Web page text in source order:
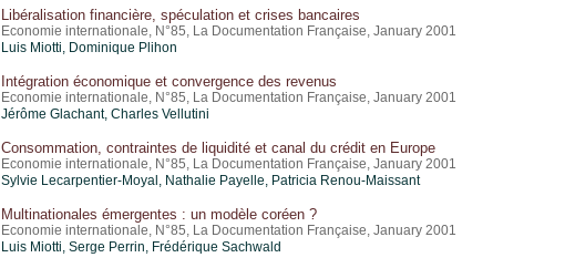
Libéralisation financière, spéculation et crises bancaires
Economie internationale, N°85, La Documentation Française, January 2001
Luis Miotti, Dominique Plihon
Intégration économique et convergence des revenus
Economie internationale, N°85, La Documentation Française, January 2001
Jérôme Glachant, Charles Vellutini
Consommation, contraintes de liquidité et canal du crédit en Europe
Economie internationale, N°85, La Documentation Française, January 2001
Sylvie Lecarpentier-Moyal, Nathalie Payelle, Patricia Renou-Maissant
Multinationales émergentes : un modèle coréen ?
Economie internationale, N°85, La Documentation Française, January 2001
Luis Miotti, Serge Perrin, Frédérique Sachwald